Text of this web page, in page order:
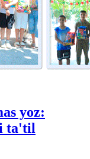
yoz:
ta'til